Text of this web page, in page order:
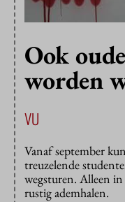
Ook
worden
VU
Vanaf september
treuzelende
wegsturen. Alleen
rustig ademhalen.